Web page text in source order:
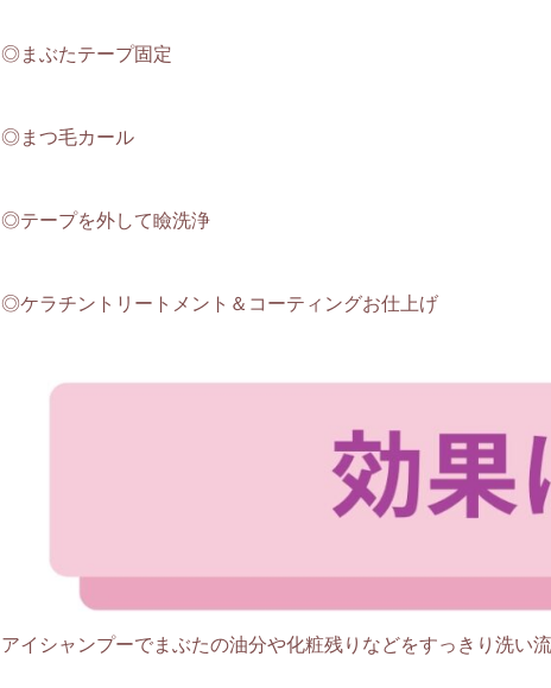
◎まぶたテープ固定
◎まつ毛カール
◎テープを外して瞼洗浄
◎ケラチントリートメント＆コーティングお仕上げ
アイシャンプーでまぶたの油分や化粧残りなどをすっきり洗い